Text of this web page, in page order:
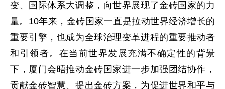
变、国际体系大调整，向世界展现了金砖国家的力
量。10年来，金砖国家一直是拉动世界经济增长的
重要引擎，也成为全球治理变革进程的重要推动者
和引领者。在当前世界发展充满不确定性的背景
下，厦门会晤推动金砖国家进一步加强团结协作，
贡献金砖智慧、提出金砖方案，为促进世界和平与